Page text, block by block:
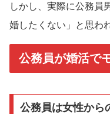
しかし、実際に公務員
婚したくない」と思わ
公務員が婚活で
公務員は女性から